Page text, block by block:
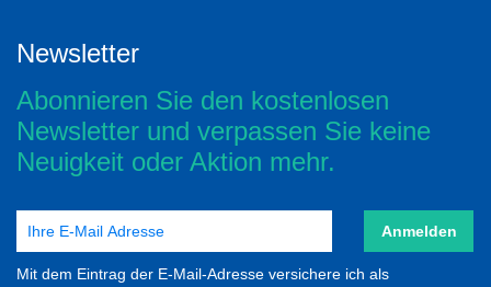
Newsletter
Abonnieren Sie den kostenlosen
Newsletter und verpassen Sie keine
Neuigkeit oder Aktion mehr.
Anmelden
Mit dem Eintrag der E-Mail-Adresse versichere ich als